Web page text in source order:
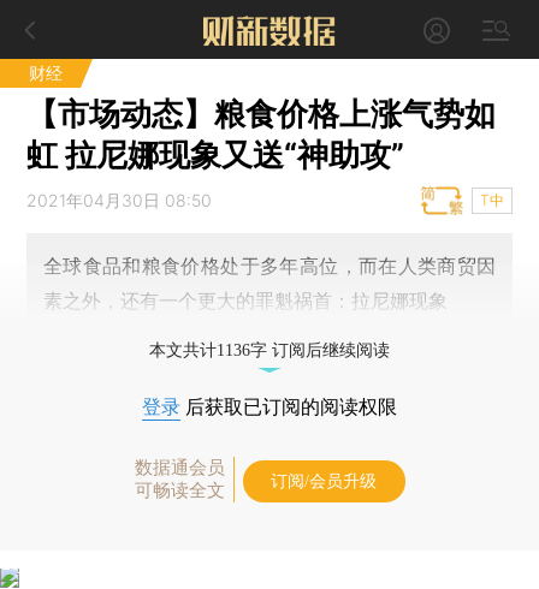
财经
【市场动态】粮食价格上涨气势如
虹 拉尼娜现象又送“神助攻”
2021年04月30日 08:50 T中
全球食品和粮食价格处于多年高位，而在人类商贸因
素之外，还有一个更大的罪魁祸首：拉尼娜现象
本文共计1136字 订阅后继续阅读
登录 后获取已订阅的阅读权限
数据通会员
可畅读全文
订阅/会员升级